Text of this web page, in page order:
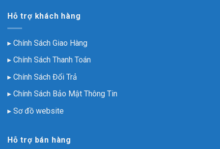
Hỗ trợ khách hàng
▸ Chính Sách Giao Hàng
▸ Chính Sách Thanh Toán
▸ Chính Sách Đổi Trả
▸ Chính Sách Bảo Mật Thông Tin
▸ Sơ đồ website
Hỗ trợ bán hàng